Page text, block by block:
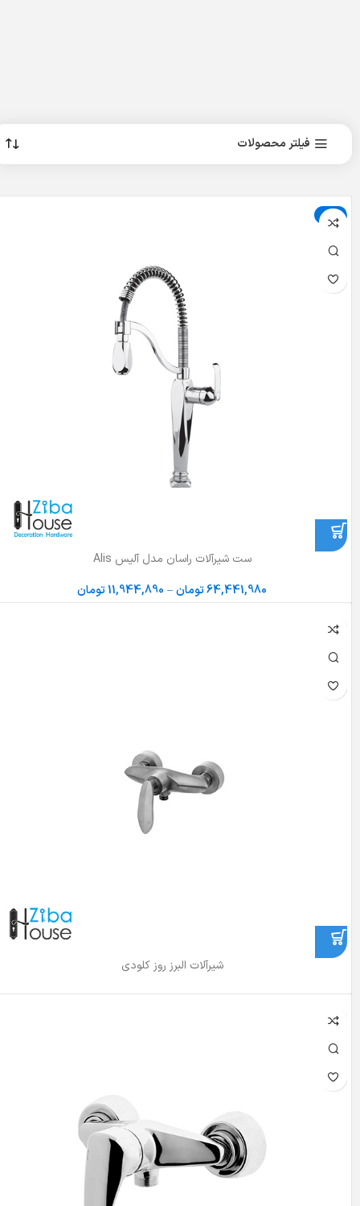
فیلتر محصولات
حراج
ست شیرآلات راسان مدل آلیس Alis
64,441,980تومان–
11,944,890تومان
شیرآلات البرز روز کلودی